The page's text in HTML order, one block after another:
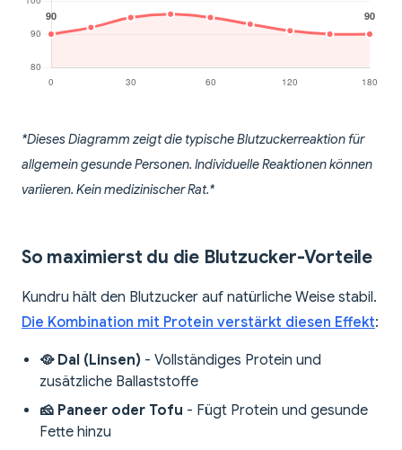
*Dieses Diagramm zeigt die typische Blutzuckerreaktion für
allgemein gesunde Personen. Individuelle Reaktionen können
variieren. Kein medizinischer Rat.*
So maximierst du die Blutzucker-Vorteile
Kundru hält den Blutzucker auf natürliche Weise stabil.
Die Kombination mit Protein verstärkt diesen Effekt:
🥘 Dal (Linsen) - Vollständiges Protein und
zusätzliche Ballaststoffe
🧀 Paneer oder Tofu - Fügt Protein und gesunde
Fette hinzu